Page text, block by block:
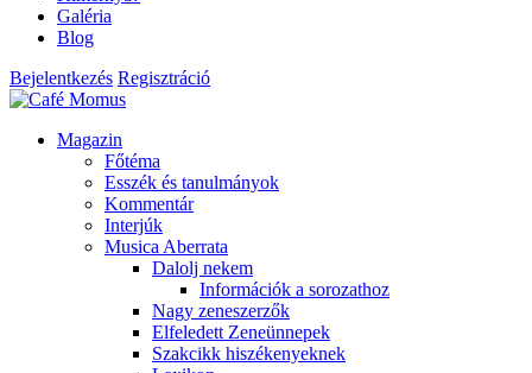
Galéria
Blog
Bejelentkezés Regisztráció
Magazin
Főtéma
Esszék és tanulmányok
Kommentár
Interjúk
Musica Aberrata
Dalolj nekem
Információk a sorozathoz
Nagy zeneszerzők
Elfeledett Zeneünnepek
Szakcikk hiszékenyeknek